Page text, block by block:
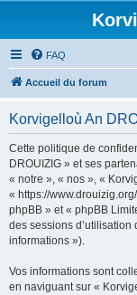
FAQ
Accueil du forum
Korvigelloù An
Cette politique de
DROUIZIG » et ses
« notre », « nos », «
« https://
phpBB » et « phpBB
des sessions
informations »).
Vos informations sont
en naviguant sur «